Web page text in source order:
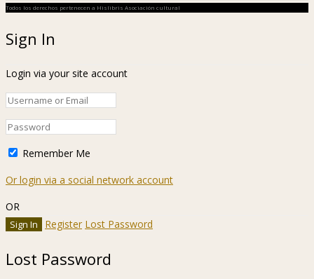
Todos los derechos pertenecen a Hislibris Asociación cultural
Sign In
Login via your site account
Remember Me
Or login via a social network account
OR
Register Lost Password
Lost Password